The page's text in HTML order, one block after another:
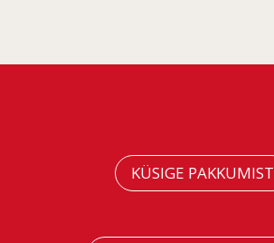
KÜSIGE PAKKUMIST